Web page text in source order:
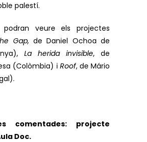
palestí.
veure els projectes
Gap, de Daniel Ochoa de
La herida invisible, de
(Colòmbia) i Roof, de Mário
comentades: projecte
Doc.